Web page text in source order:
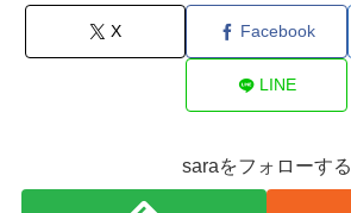
X Facebook
LINE
saraをフォローする